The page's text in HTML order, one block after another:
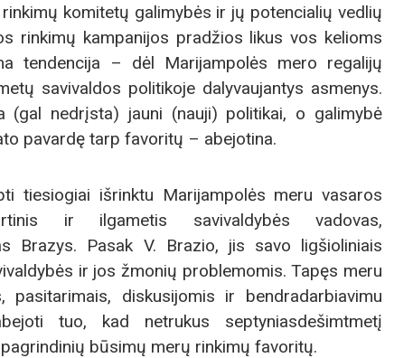
komitetų galimybės ir jų potencialių vedlių
rinkimų kampanijos pradžios likus vos kelioms
tendencija – dėl Marijampolės mero regalijų
savivaldos politikoje dalyvaujantys asmenys.
(gal nedrįsta) jauni (nauji) politikai, o galimybė
pavardę tarp favoritų – abejotina.
tiesiogiai išrinktu Marijampolės meru vasaros
ir ilgametis savivaldybės vadovas,
Brazys. Pasak V. Brazio, jis savo ligšioliniais
ir jos žmonių problemomis. Tapęs meru
pasitarimais, diskusijomis ir bendradarbiavimu
tuo, kad netrukus septyniasdešimtmetį
būsimų merų rinkimų favoritų.